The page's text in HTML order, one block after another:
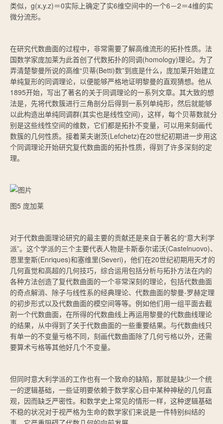
类似，g(x,y.z)＝0实际上确定了实6维空间中的一个6－2＝4维的实
微分流形。
在研究代数曲面的过程中，非常需要了解高维流形的拓扑性质。法
国数学家庞加莱为此首创了代数拓扑的同调(homology)理论。为了
弄清楚黎曼所说的高维“贝蒂(Betti)数”到底是什么，庞加莱开始建立
单纯复形的同调理论，以便能够严格地证明黎曼的直观猜想。他从
1895开始，写出了著名的关于同调理论的一系列文章。其大致的想
法是，先将代数簇进行三角剖分后得到一系列单纯形，然后就能够
以此构造出单纯同调群(其实也是线性空间)，这样，每个贝蒂数就分
别是这些线性空间的维数，它们都是拓扑不变量，可以用来刻画代
数簇的几何性质。接着莱夫谢茨(Lefchetz)在20世纪初期进一步用这
个同调理论开始研究复代数曲面的拓扑性质，得到了许多深刻的定
理。
图5 庞加莱
对于代数曲面理论研究的最主要的贡献还是来自于著名的“意大利学
派”。这个学派的三个主要代表人物是卡斯泰尔诺沃(Castelnuovo)、
恩里奎斯(Enriques)和塞维里(Severi)，他们在20世纪初期用天才的
几何直觉和高超的几何技巧，综合运用包括分析与拓扑方法在内的
各种方法创造了复代数曲面的一个非常深刻的理论，包括代数曲面
的奇点解消、除子与线性系的经典理论、代数曲面的黎曼-罗赫定理
的初步形式以及代数曲面的模空间等等。例如他们用一组平面去截
割一个代数曲面，在所得的代数曲线上再运用黎曼的代数曲线理论
的结果，从中得到了关于代数曲面的一些重要结果。与代数曲线只
有单一的不变量亏格不同，刻画代数曲面除了几何亏格以外，还需
要算术亏格等其他好几个不变量。
但同时意大利学派的工作也有一个致命的缺陷，那就是缺少一个统
一的逻辑基础，一些证明要依赖于数学家心目中某种神秘的几何直
观，因而缺乏严密性。和数学史上常见的情形一样，这种逻辑基础
不稳的状况对于视严格为生命的数学家们来说是一件特别纠结的